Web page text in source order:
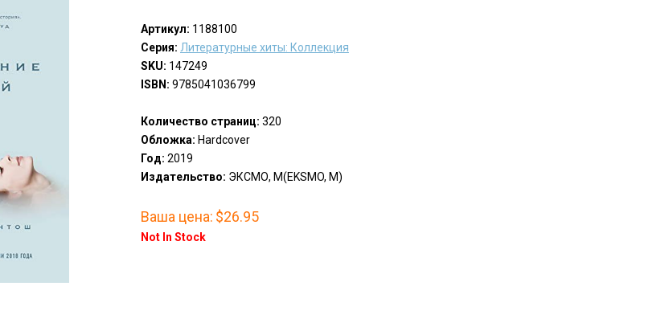
Артикул: 1188100
Серия: Литературные хиты: Коллекция
SKU: 147249
ISBN: 9785041036799
Количество страниц: 320
Обложка: Hardcover
Год: 2019
Издательство: ЭКСМО, М(EKSMO, M)
Ваша цена: $26.95
Not In Stock